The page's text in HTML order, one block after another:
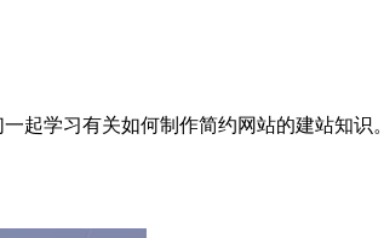
起学习有关如何制作简约网站的建站知识。